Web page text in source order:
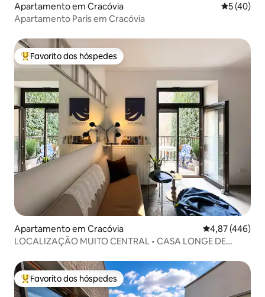
Apartamento em Cracóvia
5 (40)
Apartamento Paris em Cracóvia
Favoritos dos hóspedes mais apreciados
Favorito dos hóspedes
Apartamento em Cracóvia Classificação
4,87 (446)
LOCALIZAÇÃO MUITO CENTRAL • CASA LONGE DE
Favoritos dos hóspedes mais apreciados
Favorito dos hóspedes